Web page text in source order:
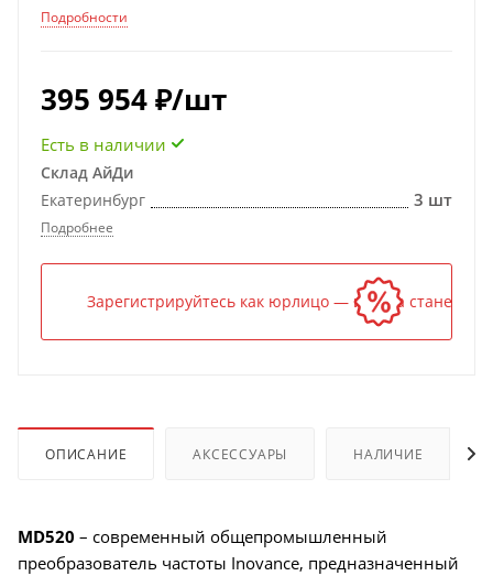
Подробности
395 954₽/шт
Есть в наличии
Склад АйДи
Екатеринбург
3 шт
Подробнее
Зарегистрируйтесь как юрлицо — и цена станет
ОПИСАНИЕ АКСЕССУАРЫ НАЛИЧИЕ
MD520 – современный общепромышленный
преобразователь частоты Inovance, предназначенный